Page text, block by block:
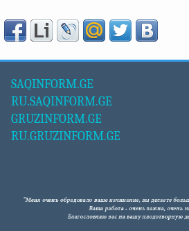
SAQINFORM.GE
RU.SAQINFORM.GE
GRUZINFORM.GE
RU.GRUZINFORM.GE